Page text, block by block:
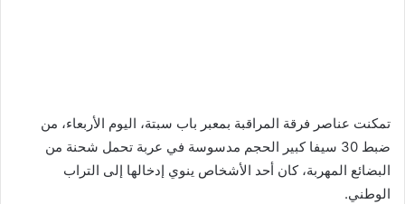
تمكنت عناصر فرقة المراقبة بمعبر باب سبتة، اليوم الأربعاء، من
ضبط 30 سيفا كبير الحجم مدسوسة في عربة تحمل شحنة من
البضائع المهربة، كان أحد الأشخاص ينوي إدخالها إلى التراب
الوطني.